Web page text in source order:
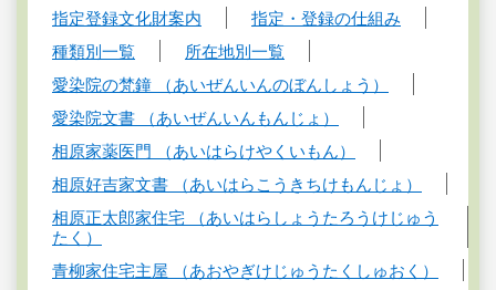
指定登録文化財案内
指定・登録の仕組み
種類別一覧
所在地別一覧
愛染院の梵鐘 （あいぜんいんのぼんしょう）
愛染院文書 （あいぜんいんもんじょ）
相原家薬医門 （あいはらけやくいもん）
相原好吉家文書 （あいはらこうきちけもんじょ）
相原正太郎家住宅 （あいはらしょうたろうけじゅう
たく）
青柳家住宅主屋 （あおやぎけじゅうたくしゅおく）